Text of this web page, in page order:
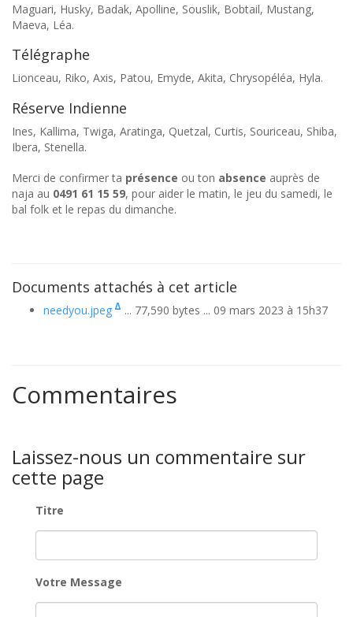
Maguari, Husky, Badak, Apolline, Souslik, Bobtail, Mustang,
Maeva, Léa.
Télégraphe
Lionceau, Riko, Axis, Patou, Emyde, Akita, Chrysopéléa, Hyla.
Réserve Indienne
Ines, Kallima, Twiga, Aratinga, Quetzal, Curtis, Souriceau, Shiba,
Ibera, Stenella.
Merci de confirmer ta présence ou ton absence auprès de
naja au 0491 61 15 59, pour aider le matin, le jeu du samedi, le
bal folk et le repas du dimanche.
Documents attachés à cet article
needyou.jpeg Δ ... 77,590 bytes ... 09 mars 2023 à 15h37
Commentaires
Laissez-nous un commentaire sur
cette page
Titre
Votre Message